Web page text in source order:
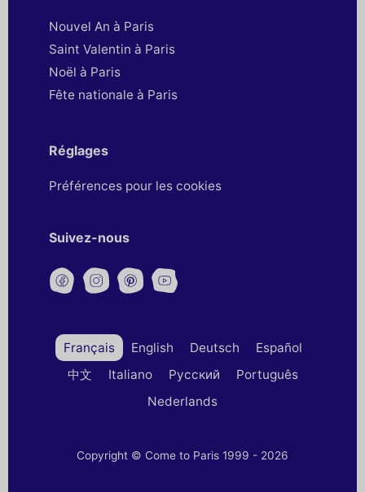
Nouvel An à Paris
Saint Valentin à Paris
Noël à Paris
Fête nationale à Paris
Réglages
Préférences pour les cookies
Suivez-nous
Français English Deutsch
Español
中文
Italiano Русский
Português
Nederlands
Copyright © Come to Paris 1999 - 2026